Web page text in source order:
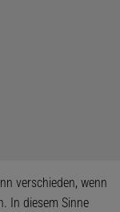
verschieden, wenn
In diesem Sinne